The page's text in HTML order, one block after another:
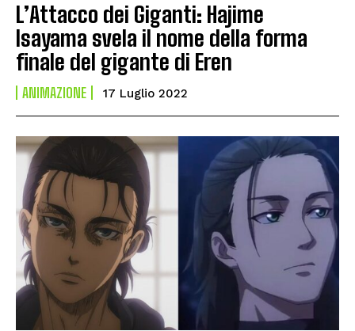
L’Attacco dei Giganti: Hajime
Isayama svela il nome della forma
finale del gigante di Eren
ANIMAZIONE 17 Luglio 2022